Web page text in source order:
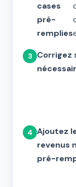
cases
pré-
remplies
Corrigez
Ajoutez
revenus
pré-